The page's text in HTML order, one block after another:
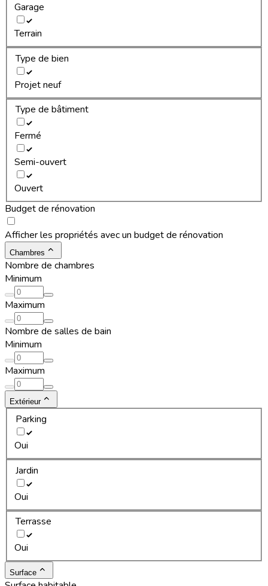
Garage
Terrain
Type de bien
Projet neuf
Type de bâtiment
Fermé
Semi-ouvert
Ouvert
Budget de rénovation
Afficher les propriétés avec un budget de rénovation
Chambres
Nombre de chambres
Minimum
Maximum
Nombre de salles de bain
Minimum
Maximum
Extérieur
Parking
Oui
Jardin
Oui
Terrasse
Oui
Surface